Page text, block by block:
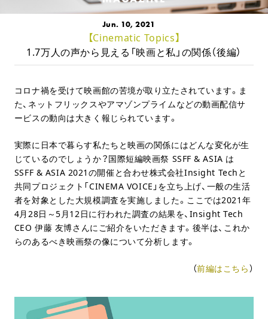
Jun. 10, 2021
【Cinematic Topics】
1.7万人の声から見える「映画と私」の関係（後編）
コロナ禍を受けて映画館の苦境が取り立たされています。ま
た、ネットフリックスやアマゾンプライムなどの動画配信サ
ービスの動向は大きく報じられています。
実際に日本で暮らす私たちと映画の関係にはどんな変化が生
じているのでしょうか？国際短編映画祭 SSFF & ASIA は
SSFF & ASIA 2021の開催と合わせ株式会社Insight Techと
共同プロジェクト「CINEMA VOICE」を立ち上げ、一般の生活
者を対象とした大規模調査を実施しました。ここでは2021年
4月28日～5月12日に行われた調査の結果を、Insight Tech
CEO 伊藤 友博さんにご紹介をいただきます。後半は、これか
らのあるべき映画祭の像について分析します。
（前編はこちら）